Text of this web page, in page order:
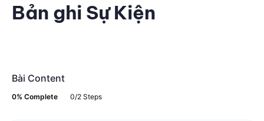
Bản ghi Sự Kiện
Bài Content
0% Complete 0/2 Steps